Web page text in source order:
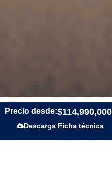
Precio desde:$114,990,000
Descarga Ficha técnica